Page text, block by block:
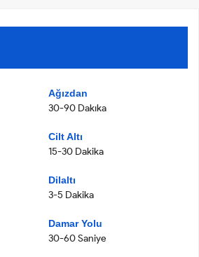
Ağızdan
30-90 Dakıka
Cilt Altı
15-30 Dakika
Dilaltı
3-5 Dakika
Damar Yolu
30-60 Saniye